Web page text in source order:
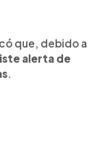
que, debido a
alerta de
.